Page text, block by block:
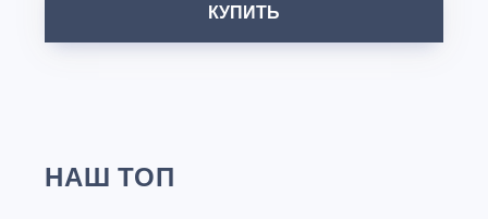
КУПИТЬ
НАШ ТОП